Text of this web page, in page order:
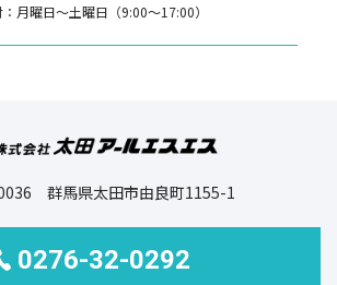
：月曜日～土曜日（9:00～17:00）
群馬県太田市由良町1155-1
0276-32-0292